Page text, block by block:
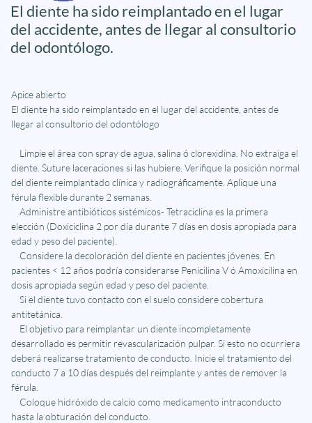
El diente ha sido reimplantado en el lugar
del accidente, antes de llegar al consultorio
del odontólogo.
Apice abierto
El diente ha sido reimplantado en el lugar del accidente, antes de
llegar al consultorio del odontólogo
Limpie el área con spray de agua, salina ó clorexidina. No extraiga el
diente. Suture laceraciones si las hubiere. Verifique la posición normal
del diente reimplantado clínica y radiográficamente. Aplique una
férula flexible durante 2 semanas.
Administre antibióticos sistémicos- Tetraciclina es la primera
elección (Doxiciclina 2 por día durante 7 días en dosis apropiada para
edad y peso del paciente).
Considere la decoloración del diente en pacientes jóvenes. En
pacientes < 12 años podría considerarse Penicilina V ó Amoxicilina en
dosis apropiada según edad y peso del paciente.
Si el diente tuvo contacto con el suelo considere cobertura
antitetánica.
El objetivo para reimplantar un diente incompletamente
desarrollado es permitir revascularización pulpar. Si esto no ocurriera
deberá realizarse tratamiento de conducto. Inicie el tratamiento del
conducto 7 a 10 días después del reimplante y antes de remover la
férula.
Coloque hidróxido de calcio como medicamento intraconducto
hasta la obturación del conducto.